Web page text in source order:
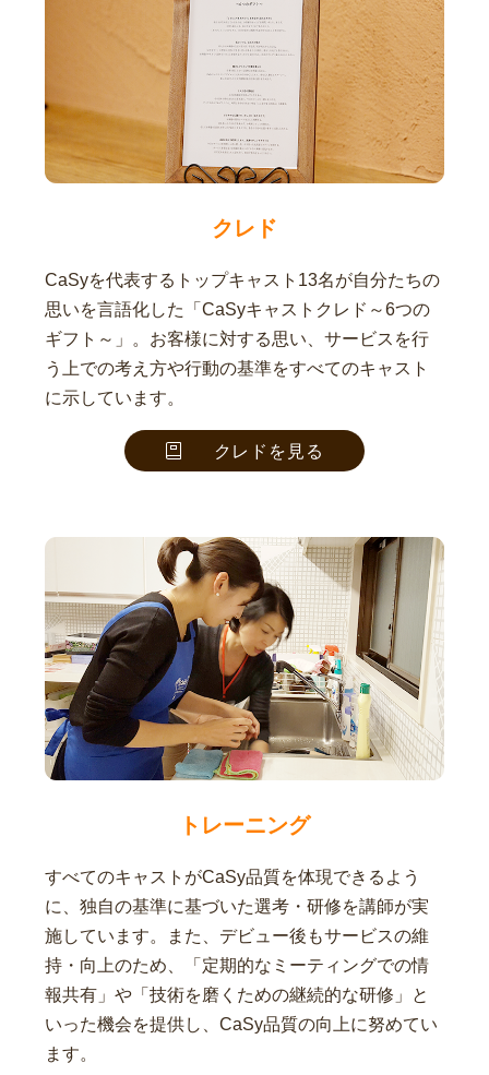
クレド
CaSyを代表するトップキャスト13名が自分たちの
思いを言語化した「CaSyキャストクレド～6つの
ギフト～」。お客様に対する思い、サービスを行
う上での考え方や行動の基準をすべてのキャスト
に示しています。
クレドを見る
トレーニング
すべてのキャストがCaSy品質を体現できるよう
に、独自の基準に基づいた選考・研修を講師が実
施しています。また、デビュー後もサービスの維
持・向上のため、「定期的なミーティングでの情
報共有」や「技術を磨くための継続的な研修」と
いった機会を提供し、CaSy品質の向上に努めてい
ます。